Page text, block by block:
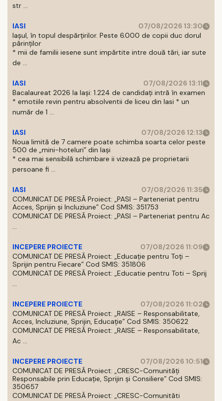
str ...
IASI
07/08/2026 13:30
Iașul, în topul despărțirilor. Peste 6.000 de copii duc dorul
părinților
* mii de familii iesene sunt impărtite intre două tări, iar sute
de ...
IASI
07/08/2026 13:11
Bacalaureat 2026 la Iași: 1.224 de candidați intră în examen
* emotiile revin pentru absolventii de liceu din Iasi * un
număr de 1 ...
IASI
07/08/2026 12:13
Noua limită de 7 camere poate schimba soarta celor peste
500 de „mini-hoteluri” din Iași
* cea mai sensibilă schimbare ii vizează pe proprietarii
persoane fi ...
IASI
07/08/2026 11:35
COMUNICAT DE PRESĂ Proiect: „PASI – Parteneriat pentru
Acces, Sprijin și Incluziune” Cod SMIS: 351753
COMUNICAT DE PRESĂ Proiect: „PASI – Parteneriat pentru Ac
...
INCEPERE PROIECTE
07/08/2026 11:09
COMUNICAT DE PRESĂ Proiect: „Educație pentru Toți –
Sprijin pentru Fiecare” Cod SMIS: 351806
COMUNICAT DE PRESĂ Proiect: „Educatie pentru Toti – Sprij
...
INCEPERE PROIECTE
07/08/2026 11:02
COMUNICAT DE PRESĂ Proiect: „RAISE – Responsabilitate,
Acces, Incluziune, Sprijin, Educație” Cod SMIS: 350622
COMUNICAT DE PRESĂ Proiect: „RAISE – Responsabilitate,
Ac ...
INCEPERE PROIECTE
07/08/2026 10:51
COMUNICAT DE PRESĂ Proiect: „CRESC-Comunități
Responsabile prin Educație, Sprijin și Consiliere” Cod SMIS:
350657
COMUNICAT DE PRESĂ Proiect: „CRESC-Comunităti